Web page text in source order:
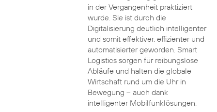
in der Vergangenheit praktiziert
wurde. Sie ist durch die
Digitalisierung deutlich intelligenter
und somit effektiver, effizienter und
automatisierter geworden. Smart
Logistics sorgen für reibungslose
Abläufe und halten die globale
Wirtschaft rund um die Uhr in
Bewegung – auch dank
intelligenter Mobilfunklösungen.